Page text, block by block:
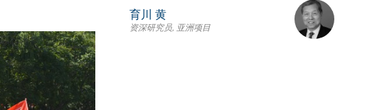
育川 黄
资深研究员, 亚洲项目